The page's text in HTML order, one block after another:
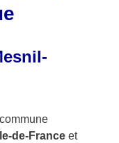
Île-de-Franceet